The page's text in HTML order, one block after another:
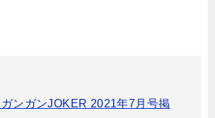
ンガンJOKER 2021年7月号掲